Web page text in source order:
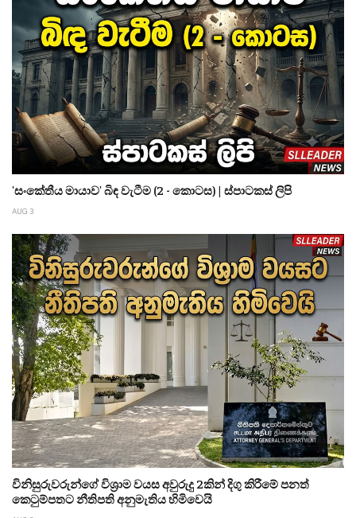
'සංකේතීය මායාව' බිඳ වැටීම (2 - කොටස) | ස්පාටකස් ලිපි
AUG 3
විනිසුරුවරුන්ගේ විශ්‍රාම වයස අවුරුදු 2කින් දිගු කිරීමේ පනත්
කෙටුම්පතට නීතිපති අනුමැතිය හිමිවෙයි